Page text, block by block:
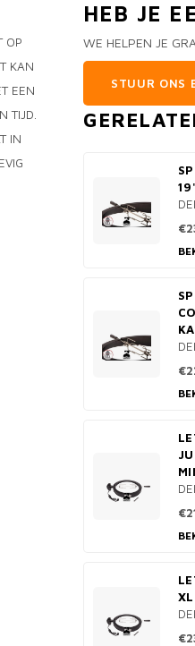
OP
KAN
EEN
TIJD.
IN
HEB JE
WE HELPEN JE
STUUR ONS